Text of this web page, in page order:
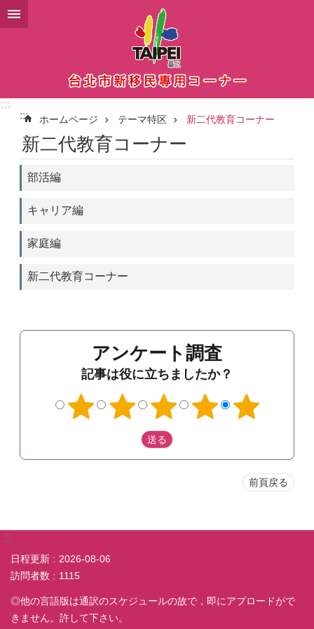
メインコンテンツブロックにスキップ
:::
:::
ホームページ テーマ特区 新二代教育コーナー
新二代教育コーナー
部活編
キャリア編
家庭編
新二代教育コーナー
アンケート調査
記事は役に立ちましたか？
前頁戻る
:::
日程更新
2026-08-06
訪問者数
1115
◎他の言語版は通訳のスケジュールの故で，即にアプロードがで
きません。許して下さい。